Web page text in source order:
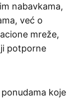
nabavkama,
već o
mreže,
potporne
koje